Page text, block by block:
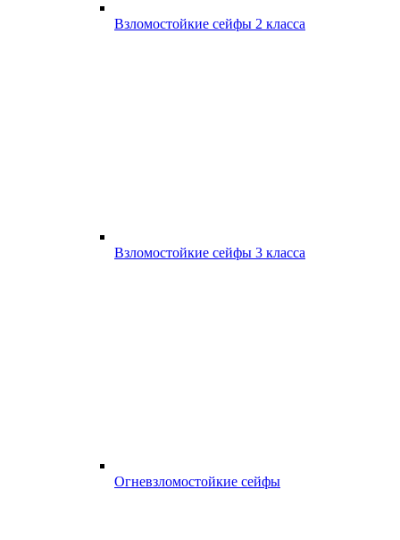
Взломостойкие сейфы 2 класса
Взломостойкие сейфы 3 класса
Огневзломостойкие сейфы